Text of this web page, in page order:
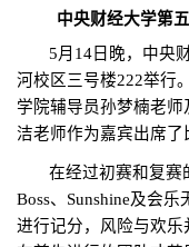
中央财经大学第
5月 14日晚，中央
河校区三号楼222举行
学院辅导员孙梦楠老师
洁老师作为嘉宾出席了
在经过初赛和复赛
Boss、 Sunshine及会乐
进行记分，风险与欢乐